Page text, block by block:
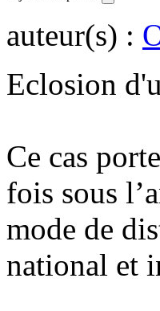
auteur(s) :
Eclosion
Ce cas
fois sous
mode de
national et